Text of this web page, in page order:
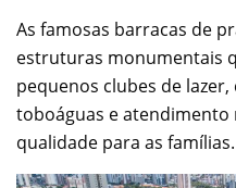
As famosas barracas de
estruturas monumentais
pequenos clubes de
toboáguas e
qualidade para as famílias.